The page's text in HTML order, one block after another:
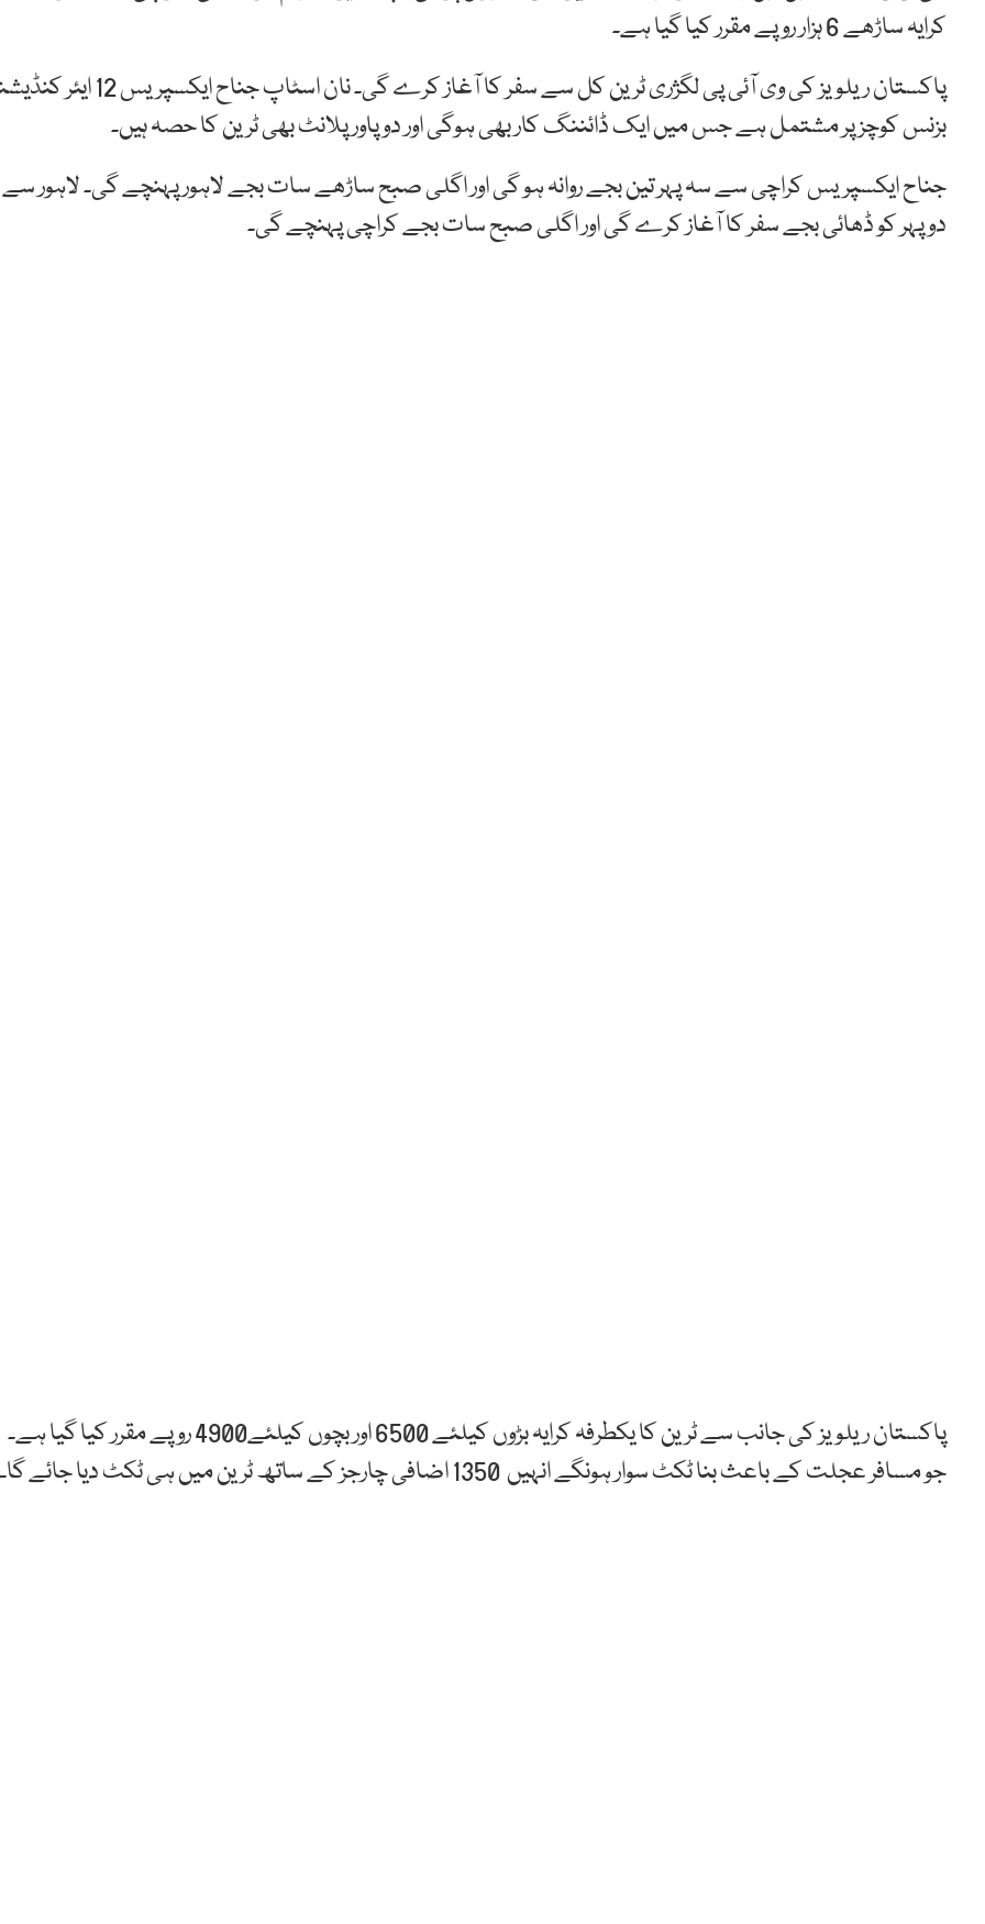
کرایہ ساڑھے 6 ہزار روپے مقرر کیا گیا ہے۔
پاکستان ریلویز کی وی آئی پی لگژری ٹرین کل سے سفر کا آغاز کرے گی۔ نان اسٹاپ جناح ایکسپریس
بزنس کوچز پر مشتمل ہے جس میں ایک ڈائننگ کار بھی ہوگی اور دو پاور پلانٹ بھی ٹرین کا حصہ ہیں۔
جناح ایکسپریس کراچی سے سہ پہر تین بجے روانہ ہو گی اور اگلی صبح ساڑھے سات بجے لاہور پہنچے گی۔ لاہور سے
دوپہر کو ڈھائی بجے سفر کا آغاز کرے گی اور اگلی صبح سات بجے کراچی پہنچے گی۔
پاکستان ریلویز کی جانب سے ٹرین کا یکطرفہ کرایہ بڑوں کیلئے 6500 اور بچوں کیلئے4900 روپے مقرر کیا گیا ہے۔
جو مسافر عجلت کے باعث بنا ٹکٹ سوار ہونگے انہیں 1350 اضافی چارجز کے ساتھ ٹرین میں ہی ٹکٹ دیا جائے گا۔